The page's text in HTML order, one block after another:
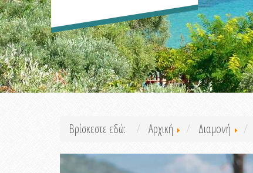
Βρίσκεστε εδώ: Αρχική Διαμονή